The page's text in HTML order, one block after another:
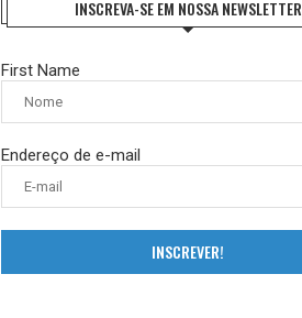
INSCREVA-SE EM NOSSA NEWSLETTER
First Name
Endereço de e-mail
INSCREVER!